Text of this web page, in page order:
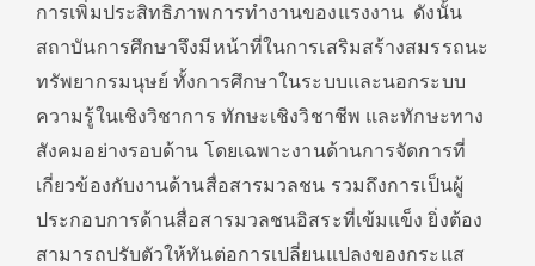
การเพิ่มประสิทธิภาพการทำงานของแรงงาน ดังนั้น
สถาบันการศึกษาจึงมีหน้าที่ในการเสริมสร้างสมรรถนะ
ทรัพยากรมนุษย์ ทั้งการศึกษาในระบบและนอกระบบ
ความรู้ในเชิงวิชาการ ทักษะเชิงวิชาชีพ และทักษะทาง
สังคมอย่างรอบด้าน โดยเฉพาะงานด้านการจัดการที่
เกี่ยวข้องกับงานด้านสื่อสารมวลชน รวมถึงการเป็นผู้
ประกอบการด้านสื่อสารมวลชนอิสระที่เข้มแข็ง ยิ่งต้อง
สามารถปรับตัวให้ทันต่อการเปลี่ยนแปลงของกระแส